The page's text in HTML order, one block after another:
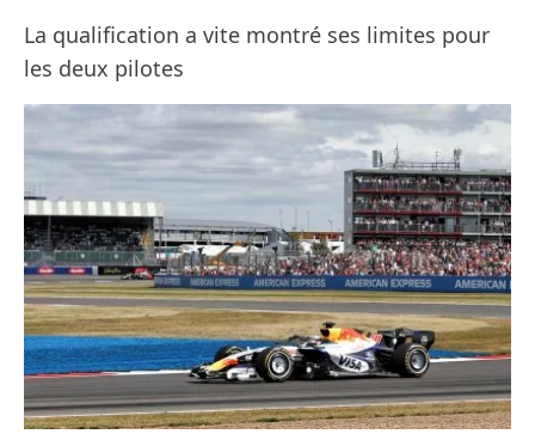
La qualification a vite montré ses limites pour
les deux pilotes